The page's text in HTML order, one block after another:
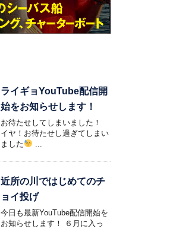
ライギョYouTube配信開
始をお知らせします！
お待たせしてしまいました！
イヤ！お待たせし過ぎてしまい
ました
...
近所の川ではじめてのチ
ョイ投げ
今日も最新YouTube配信開始を
お知らせします！ ６月に入っ